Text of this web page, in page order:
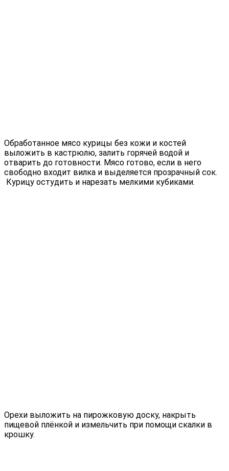
Обработанное мясо курицы без кожи и костей
выложить в кастрюлю, залить горячей водой и
отварить до готовности. Мясо готово, если в него
свободно входит вилка и выделяется прозрачный сок.
Курицу остудить и нарезать мелкими кубиками.
Орехи выложить на пирожковую доску, накрыть
пищевой плёнкой и измельчить при помощи скалки в
крошку.